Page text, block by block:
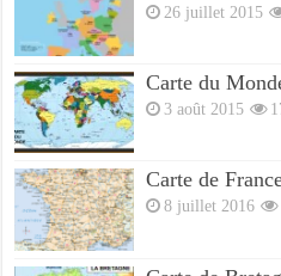
26 juillet 2015
Carte du
3 août 2015
Carte de
8 juillet 2016